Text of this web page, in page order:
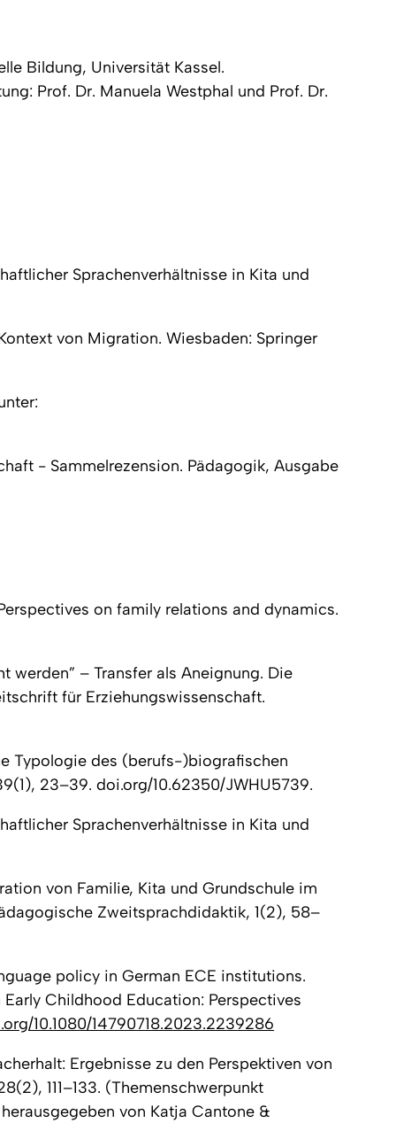
Bildung, Universität Kassel.
Prof. Dr. Manuela Westphal und Prof. Dr.
Sprachenverhältnisse in Kita und
von Migration. Wiesbaden: Springer
- Sammelrezension. Pädagogik, Ausgabe
on family relations and dynamics.
werden” – Transfer als Aneignung. Die
für Erziehungswissenschaft.
Typologie des (berufs-)biografischen
(1), 23–39. doi.org/10.62350/JWHU5739.
Sprachenverhältnisse in Kita und
von Familie, Kita und Grundschule im
Zweitsprachdidaktik, 1(2), 58–
policy in German ECE institutions.
Childhood Education: Perspectives
10.1080/14790718.2023.2239286
Ergebnisse zu den Perspektiven von
(2), 111–133. (Themenschwerpunkt
von Katja Cantone &